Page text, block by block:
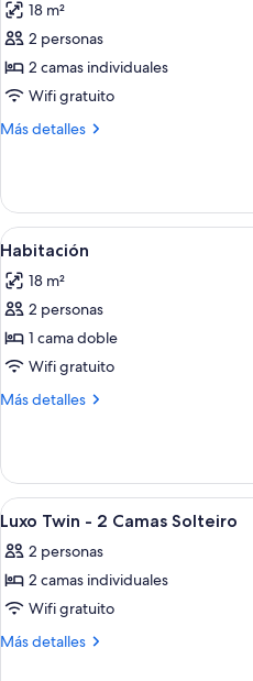
las
fotos
de
Habitación
18 m²
2 personas
2 camas individuales
Wifi gratuito
Más detalles
Más
Ver
todas
las
fotos
de
Habitación
6
Habitación
18 m²
2 personas
1 cama doble
Wifi gratuito
Más detalles
Más
Ver
todas
las
fotos
de
Luxo
8
Luxo Twin - 2 Camas Solteiro
2 personas
2 camas individuales
Wifi gratuito
Más detalles
Más